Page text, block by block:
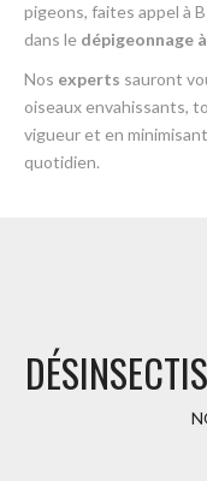
pigeons, faites appel à
dans le dépigeonnage
Nos experts sauront
oiseaux envahissants,
vigueur et en
quotidien.